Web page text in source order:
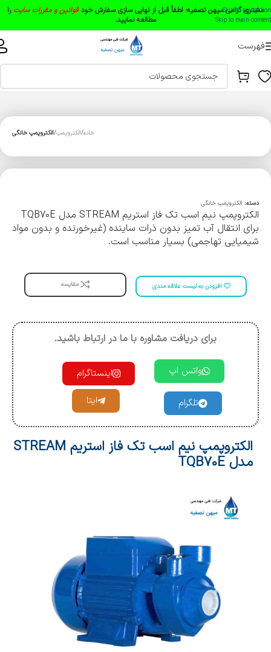
Skip to navigation
Skip to main content
مشتری گرامی میهن تصفیه: لطفاً قبل از نهایی سازی سفارش خودقوانین و مقررات سایت را
مطالعه نمایید.
فهرست
خانه الکتروپمپ الکتروپمپ خانگی
دسته: الکتروپمپ خانگی
الکتروپمپ نیم اسب تک فاز استریم STREAM مدل TQB70E
برای انتقال آب تمیز بدون ذرات ساینده (غیرخورنده و بدون مواد
شیمیایی تهاجمی) بسیار مناسب است.
افزودن به لیست علاقه مندی مقایسه
برای دریافت مشاوره با ما در ارتباط باشید.
واتس اپ اینستاگرام
تلگرام ایتا
الکتروپمپ نیم اسب تک فاز استریم STREAM
مدل TQB70E